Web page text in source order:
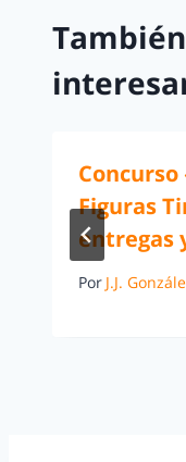
Concurso
Figuras
entregas
Por J.J.